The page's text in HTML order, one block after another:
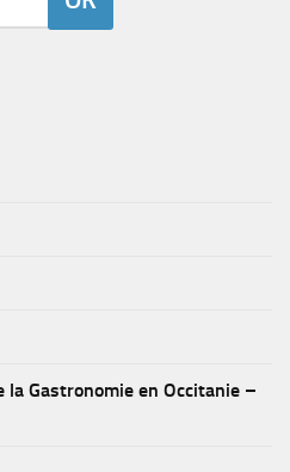
la Gastronomie en Occitanie –